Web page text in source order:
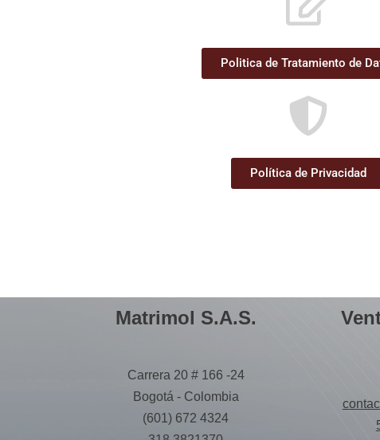
Politica de Tratamiento de
Política de Privacidad
Matrimol S.A.S.
Carrera 20 # 166 -24
Bogotá - Colombia
(601) 672 4324